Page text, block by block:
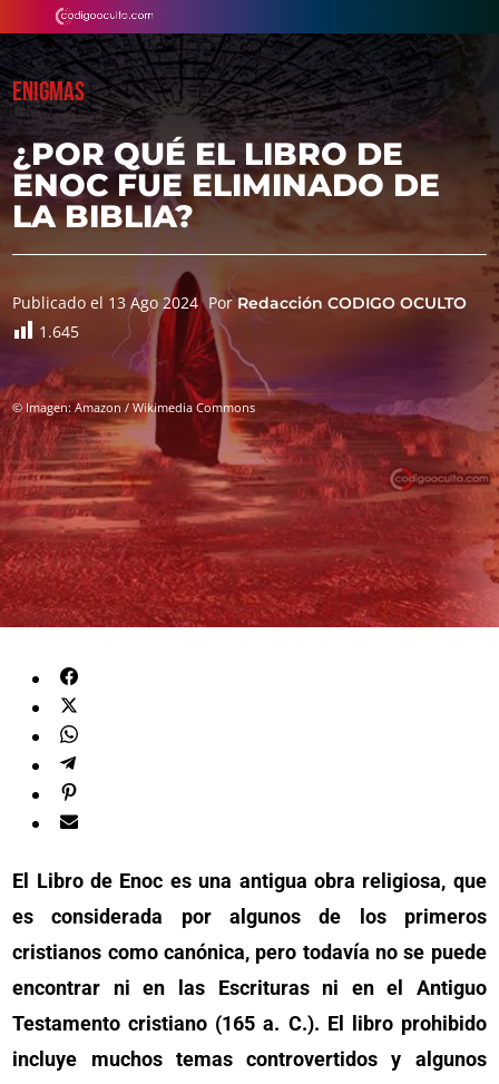
ENIGMAS
¿POR QUÉ EL LIBRO DE
ENOC FUE ELIMINADO DE
LA BIBLIA?
Publicado el 13 Ago 2024 PorRedacción CODIGO OCULTO
1.645
© Imagen: Amazon / Wikimedia Commons
El Libro de Enoc es una antigua obra religiosa, que
es considerada por algunos de los primeros
cristianos como canónica, pero todavía no se puede
encontrar ni en las Escrituras ni en el Antiguo
Testamento cristiano (165 a. C.). El libro prohibido
incluye muchos temas controvertidos y algunos